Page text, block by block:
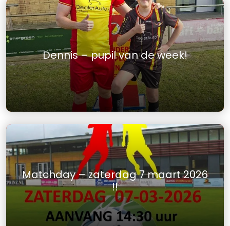
Dennis – pupil van de week!
Matchday – zaterdag 7 maart 2026
!!